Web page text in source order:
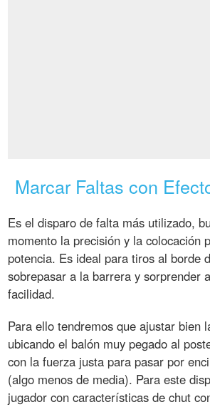
Marcar Faltas con
Es el disparo de falta más utilizado,
momento la precisión y la colocación
potencia. Es ideal para tiros al borde
sobrepasar a la barrera y sorprender
facilidad.
Para ello tendremos que ajustar bien
ubicando el balón muy pegado al
con la fuerza justa para pasar por
(algo menos de media). Para este
jugador con características de chut